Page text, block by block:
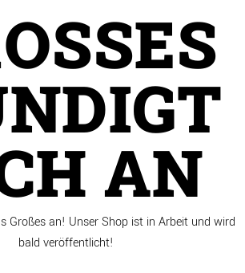
K
S
AN
Großes an! Unser Shop ist in Arbeit und wird
bald veröffentlicht!